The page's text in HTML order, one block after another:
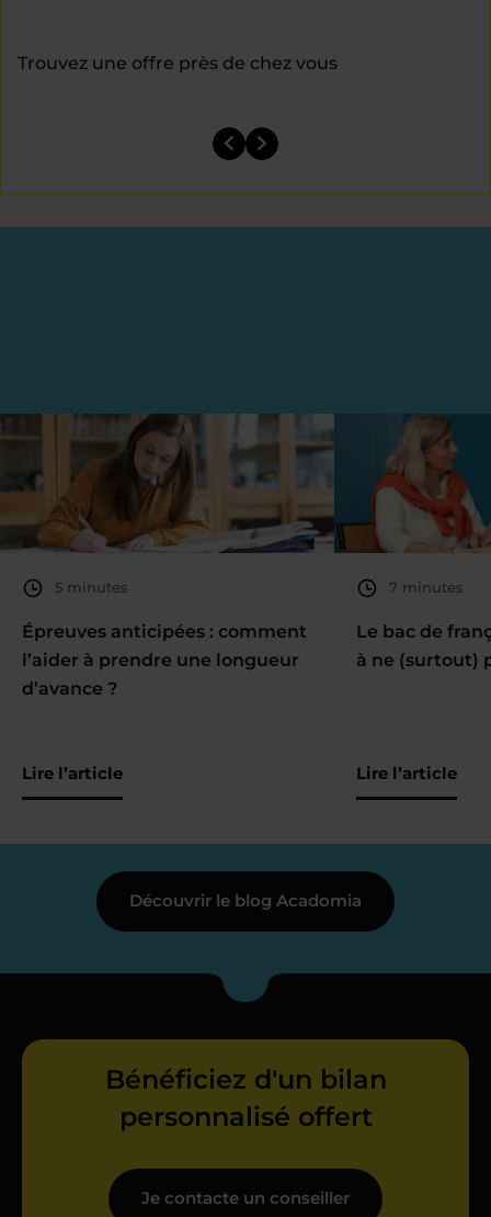
Trouvez une offre près de chez vous
5 minutes
Épreuves anticipées : comment
l’aider à prendre une longueur
d’avance ?
Lire l’article
7 minutes
Le bac de
à ne (surtout)
Lire l’article
Découvrir le blog Acadomia
Bénéficiez d'un bilan
personnalisé offert
Je contacte un conseiller